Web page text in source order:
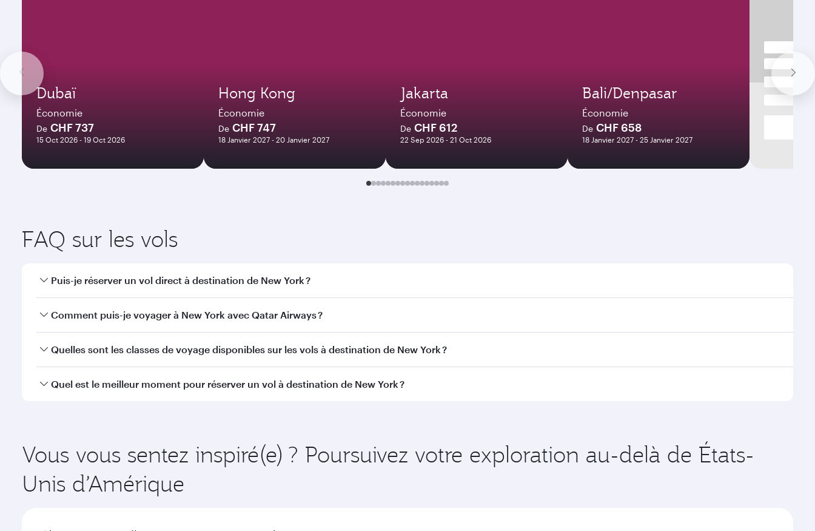
Dubaï
Économie
De CHF 737
15 Oct 2026 - 19 Oct 2026
Hong Kong
Économie
De CHF 747
18 Janvier 2027 - 20 Janvier 2027
Jakarta
Économie
De CHF 612
22 Sep 2026 - 21 Oct 2026
Bali/Denpasar
Économie
De CHF 658
18 Janvier 2027 - 25 Janvier 2027
FAQ sur les vols
Puis-je réserver un vol direct à destination de New York ?
Oui, Qatar Airways opère des vols directs vers New York. Recherchez les vols depuis notre page d'accueil pour trouver les horaires et la fréquence des vols.
Comment puis-je voyager à New York avec Qatar Airways ?
Vous pouvez voyager directement à New York avec Qatar Airways. Nous desservons plus de 150 destinations via Doha, avec des correspondances fluides et
Quelles sont les classes de voyage disponibles sur les vols à destination de New York ?
La disponibilité des classes de voyage dépend de l'itinéraire et de la compagnie aérienne opérant le vol. Sur les vols opérés par Qatar Airways, vous pouvez
Quel est le meilleur moment pour réserver un vol à destination de New York ?
Vous vous sentez inspiré(e) ? Poursuivez votre exploration au-delà de États-
Unis d’Amérique